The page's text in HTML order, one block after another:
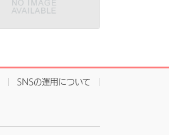
SNSの運用について